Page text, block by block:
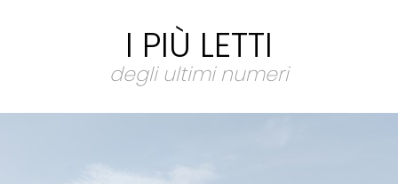
I PIÙ LETTI
degli ultimi numeri